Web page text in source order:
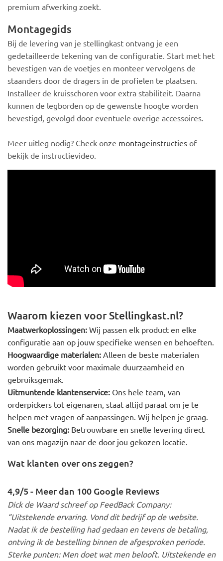
premium afwerking zoekt.
Montagegids
Bij de levering van je stellingkast ontvang je een
gedetailleerde tekening van de configuratie. Start met het
bevestigen van de voetjes en monteer vervolgens de
staanders door de dragers in de profielen te plaatsen.
Installeer de kruisschoren voor extra stabiliteit. Daarna
kunnen de legborden op de gewenste hoogte worden
bevestigd, gevolgd door eventuele overige accessoires.
Meer uitleg nodig? Check onze montageinstructies of
bekijk de instructievideo.
Waarom kiezen voor Stellingkast.nl?
Maatwerkoplossingen: Wij passen elk product en elke
configuratie aan op jouw specifieke wensen en behoeften.
Hoogwaardige materialen: Alleen de beste materialen
worden gebruikt voor maximale duurzaamheid en
gebruiksgemak.
Uitmuntende klantenservice: Ons hele team, van
orderpickers tot eigenaren, staat altijd paraat om je te
helpen met vragen of aanpassingen. Wij helpen je graag.
Snelle bezorging: Betrouwbare en snelle levering direct
van ons magazijn naar de door jou gekozen locatie.
Wat klanten over ons zeggen?
4,9/5 - Meer dan 100 Google Reviews
Dick de Waard schreef op FeedBack Company:
“Uitstekende ervaring. Vond dit bedrijf op de website.
Nadat ik de bestelling had gedaan en tevens de betaling,
ontving ik de bestelling binnen de afgesproken periode.
Sterke punten: Men doet wat men belooft. Uitstekende en